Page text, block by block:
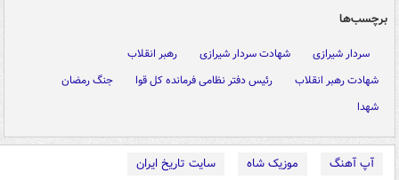
برچسب‌ها
سردار شیرازی شهادت سردار شیرازی
رهبر انقلاب
شهادت رهبر انقلاب
رئیس دفتر نظامی فرمانده کل قوا
جنگ رمضان
شهدا
آپ آهنگ موزیک شاه
سایت تاریخ ایران